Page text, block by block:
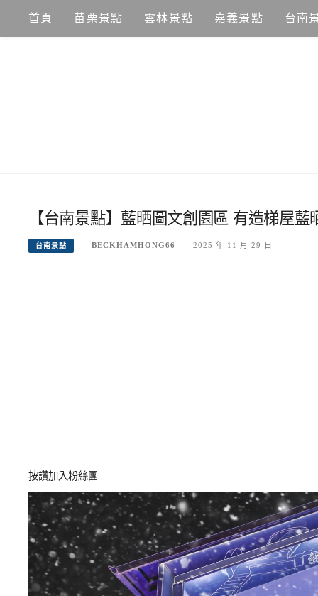
content
首頁 苗栗景點 雲林景點 嘉義景點 台南
【台南景點】藍晒圖文創園區 有造梯屋
台南景點 BECKHAMHONG66 2025 年 11 月 29 日
按讚加入粉絲團